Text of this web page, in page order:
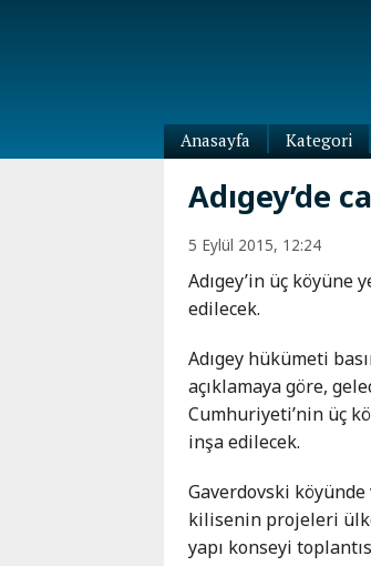
Anasayfa
Kategori
Dünya
Abhazya
Adıgey
Güney
Osetya
İnguşetya
Balkar
Karaçay-
Çerkes
Kafkas-
Ötesi
Gürcistan
Adıgey’de
5 Eylül 2015, 12:24
Adıgey’in üç köyüne
edilecek.
Adıgey hükümeti
açıklamaya göre,
Cumhuriyeti’nin üç
inşa edilecek.
Gaverdovski
kilisenin projeleri
yapı konseyi